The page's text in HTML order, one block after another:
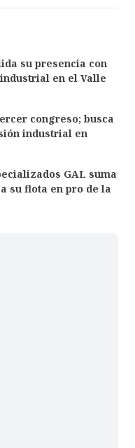
su presencia con
en el Valle
congreso; busca
industrial en
GAL suma
su flota en pro de la